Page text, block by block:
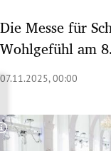
Untermenü
Die Messe für
Wohlgefühl am
07.11.2025, 00:00
Copyright-Hinweis